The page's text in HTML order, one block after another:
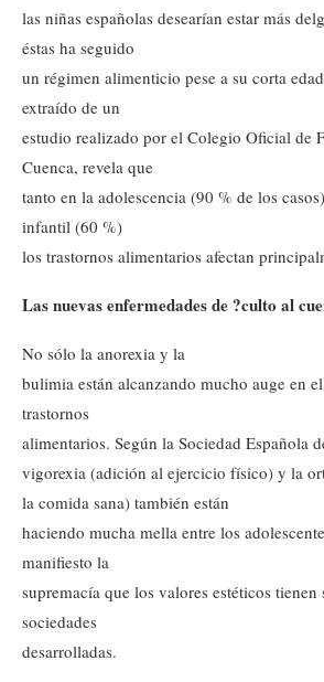
las niñas españolas desearían estar más
éstas ha seguido
un régimen alimenticio pese a su corta
extraído de un
estudio realizado por el Colegio Oficial de
Cuenca, revela que
tanto en la adolescencia (90 % de los
infantil (60 %)
los trastornos alimentarios afectan
Las nuevas enfermedades de ?culto al
No sólo la anorexia y la
bulimia están alcanzando mucho auge en
trastornos
alimentarios. Según la Sociedad Española
vigorexia (adición al ejercicio físico) y la
la comida sana) también están
haciendo mucha mella entre los
manifiesto la
supremacía que los valores estéticos tienen
sociedades
desarrolladas.